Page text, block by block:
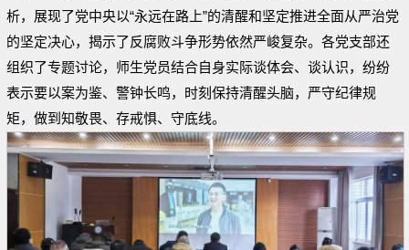
析，展现了党中央以“永远在路上”的清醒和坚定推进全面从严治党
的坚定决心，揭示了反腐败斗争形势依然严峻复杂。各党支部还
组织了专题讨论，师生党员结合自身实际谈体会、谈认识，纷纷
表示要以案为鉴、警钟长鸣，时刻保持清醒头脑，严守纪律规
矩，做到知敬畏、存戒惧、守底线。